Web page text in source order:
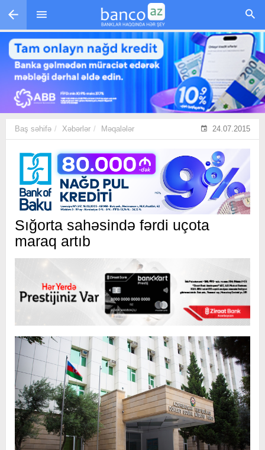
Skip to main content
Baş səhifə Xəbərlər Məqalələr 24.07.2015
Sığorta sahəsində fərdi uçota
maraq artıb